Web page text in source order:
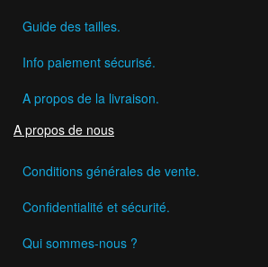
Guide des tailles.
Info paiement sécurisé.
A propos de la livraison.
A propos de nous
Conditions générales de vente.
Confidentialité et sécurité.
Qui sommes-nous ?